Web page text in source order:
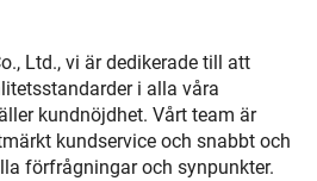
Ltd., vi är dedikerade till att
i alla våra
kundnöjdhet. Vårt team är
kundservice och snabbt och
förfrågningar och synpunkter.